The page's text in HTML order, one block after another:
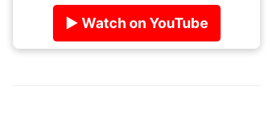
▶ Watch on YouTube